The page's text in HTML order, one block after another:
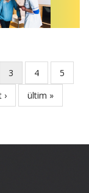
Current
page
3 Page
4 Page
5
›
Last
ültim »